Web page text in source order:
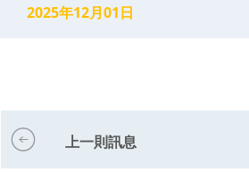
2025年12月01日
上一則訊息